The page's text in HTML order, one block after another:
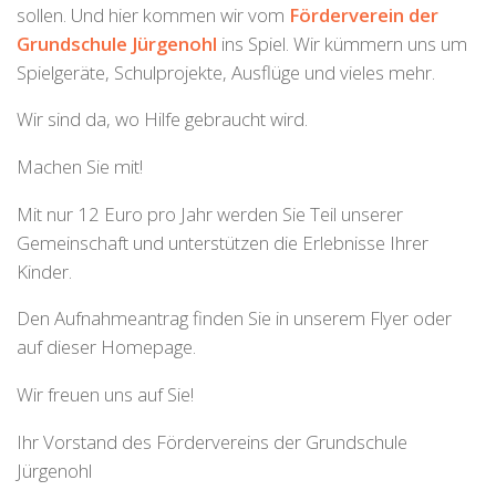
sollen. Und hier kommen wir vom Förderverein der
Grundschule Jürgenohl ins Spiel. Wir kümmern uns um
Spielgeräte, Schulprojekte, Ausflüge und vieles mehr.
Wir sind da, wo Hilfe gebraucht wird.
Machen Sie mit!
Mit nur 12 Euro pro Jahr werden Sie Teil unserer
Gemeinschaft und unterstützen die Erlebnisse Ihrer
Kinder.
Den Aufnahmeantrag finden Sie in unserem Flyer oder
auf dieser Homepage.
Wir freuen uns auf Sie!
Ihr Vorstand des Fördervereins der Grundschule
Jürgenohl